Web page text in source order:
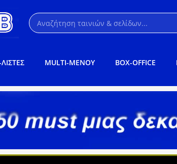
ΛΙΣΤΕΣ MULTI-ΜΕΝΟΥ BOX-OFFICE